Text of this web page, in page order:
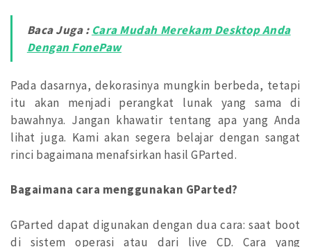
Baca Juga : Cara Mudah Merekam Desktop Anda
Dengan FonePaw
Pada dasarnya, dekorasinya mungkin berbeda, tetapi
itu akan menjadi perangkat lunak yang sama di
bawahnya. Jangan khawatir tentang apa yang Anda
lihat juga. Kami akan segera belajar dengan sangat
rinci bagaimana menafsirkan hasil GParted.
Bagaimana cara menggunakan GParted?
GParted dapat digunakan dengan dua cara: saat boot
di sistem operasi atau dari live CD. Cara yang